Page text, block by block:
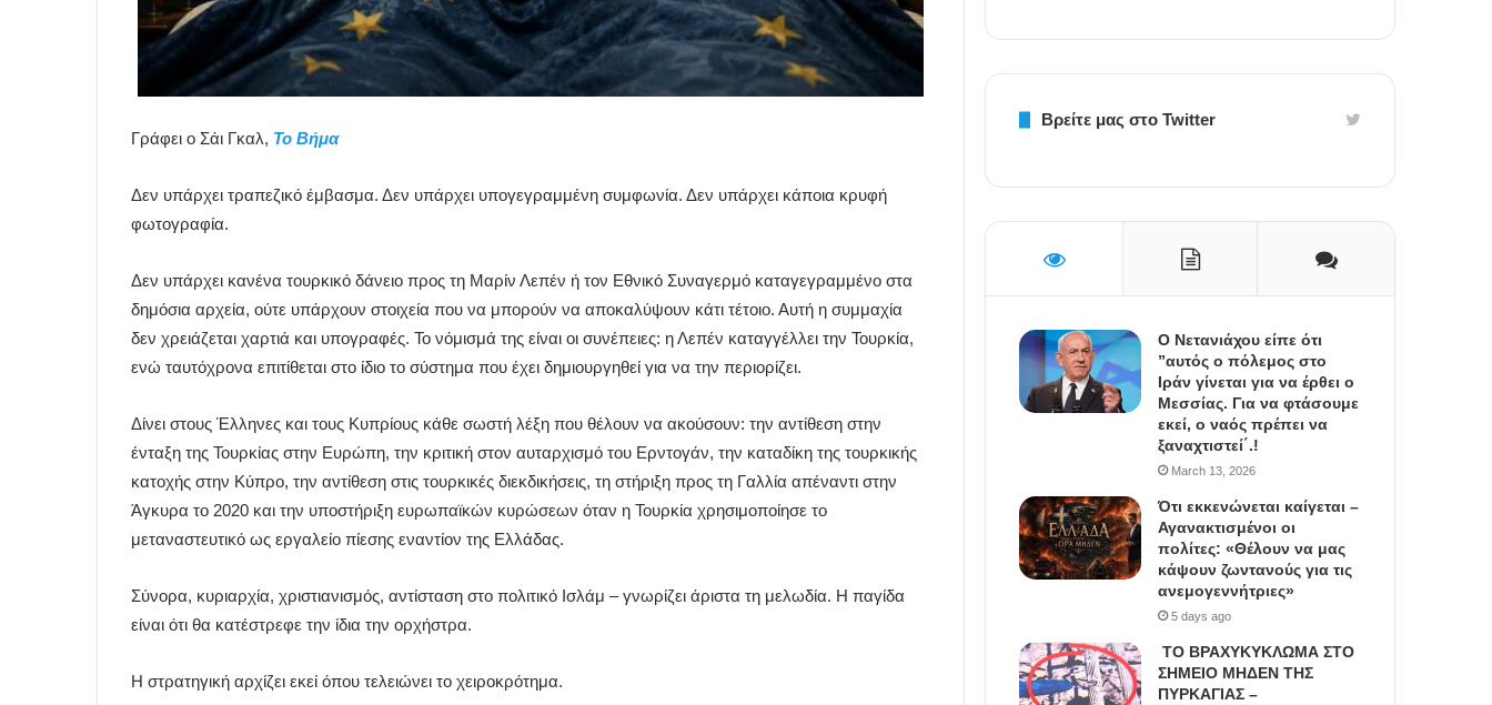
Γράφει ο Σάι Γκαλ, Το Βήμα
Δεν υπάρχει τραπεζικό έμβασμα. Δεν υπάρχει υπογεγραμμένη συμφωνία. Δεν υπάρχει κάποια κρυφή
φωτογραφία.
Δεν υπάρχει κανένα τουρκικό δάνειο προς τη Μαρίν Λεπέν ή τον Εθνικό Συναγερμό καταγεγραμμένο στα
δημόσια αρχεία, ούτε υπάρχουν στοιχεία που να μπορούν να αποκαλύψουν κάτι τέτοιο. Αυτή η συμμαχία
δεν χρειάζεται χαρτιά και υπογραφές. Το νόμισμά της είναι οι συνέπειες: η Λεπέν καταγγέλλει την Τουρκία,
ενώ ταυτόχρονα επιτίθεται στο ίδιο το σύστημα που έχει δημιουργηθεί για να την περιορίζει.
Δίνει στους Έλληνες και τους Κυπρίους κάθε σωστή λέξη που θέλουν να ακούσουν: την αντίθεση στην
ένταξη της Τουρκίας στην Ευρώπη, την κριτική στον αυταρχισμό του Ερντογάν, την καταδίκη της τουρκικής
κατοχής στην Κύπρο, την αντίθεση στις τουρκικές διεκδικήσεις, τη στήριξη προς τη Γαλλία απέναντι στην
Άγκυρα το 2020 και την υποστήριξη ευρωπαϊκών κυρώσεων όταν η Τουρκία χρησιμοποίησε το
μεταναστευτικό ως εργαλείο πίεσης εναντίον της Ελλάδας.
Σύνορα, κυριαρχία, χριστιανισμός, αντίσταση στο πολιτικό Ισλάμ – γνωρίζει άριστα τη μελωδία. Η παγίδα
είναι ότι θα κατέστρεφε την ίδια την ορχήστρα.
Η στρατηγική αρχίζει εκεί όπου τελειώνει το χειροκρότημα.
Βρείτε μας στο Twitter
Ο Νετανιάχου είπε ότι
”αυτός ο πόλεμος στο
Ιράν γίνεται για να έρθει ο
Μεσσίας. Για να φτάσουμε
εκεί, ο ναός πρέπει να
ξαναχτιστεί΄.!
March 13, 2026
Ότι εκκενώνεται καίγεται –
Αγανακτισμένοι οι
πολίτες: «Θέλουν να μας
κάψουν ζωντανούς για τις
ανεμογεννήτριες»
5 days ago
ΤΟ ΒΡΑΧΥΚΥΚΛΩΜΑ ΣΤΟ
ΣΗΜΕΙΟ ΜΗΔΕΝ ΤΗΣ
ΠΥΡΚΑΓΙΑΣ –